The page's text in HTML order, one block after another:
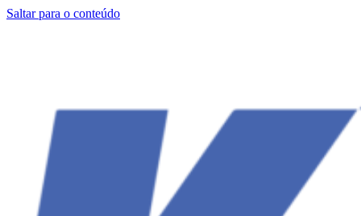
Saltar para o conteúdo